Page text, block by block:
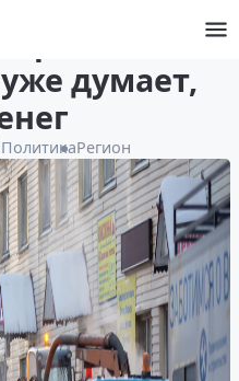
думает,
ПолитикаРегион